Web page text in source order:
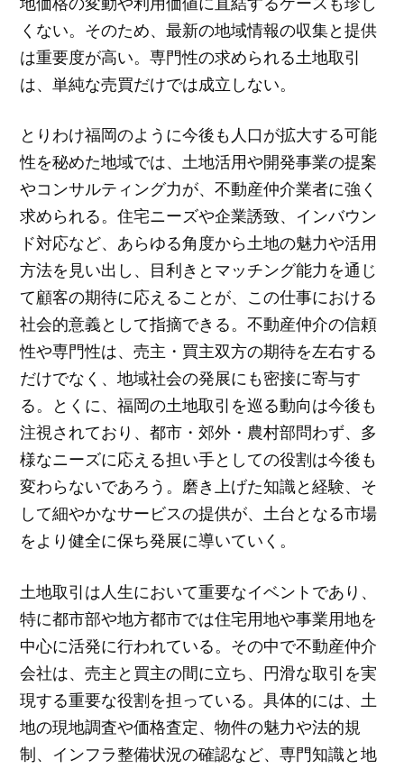
くない。そのため、最新の地域情報の収集と提供
は重要度が高い。専門性の求められる土地取引
は、単純な売買だけでは成立しない。
とりわけ福岡のように今後も人口が拡大する可能
性を秘めた地域では、土地活用や開発事業の提案
やコンサルティング力が、不動産仲介業者に強く
求められる。住宅ニーズや企業誘致、インバウン
ド対応など、あらゆる角度から土地の魅力や活用
方法を見い出し、目利きとマッチング能力を通じ
て顧客の期待に応えることが、この仕事における
社会的意義として指摘できる。不動産仲介の信頼
性や専門性は、売主・買主双方の期待を左右する
だけでなく、地域社会の発展にも密接に寄与す
る。とくに、福岡の土地取引を巡る動向は今後も
注視されており、都市・郊外・農村部問わず、多
様なニーズに応える担い手としての役割は今後も
変わらないであろう。磨き上げた知識と経験、そ
して細やかなサービスの提供が、土台となる市場
をより健全に保ち発展に導いていく。
土地取引は人生において重要なイベントであり、
特に都市部や地方都市では住宅用地や事業用地を
中心に活発に行われている。その中で不動産仲介
会社は、売主と買主の間に立ち、円滑な取引を実
現する重要な役割を担っている。具体的には、土
地の現地調査や価格査定、物件の魅力や法的規
制、インフラ整備状況の確認など、専門知識と地